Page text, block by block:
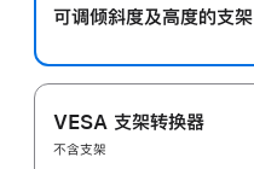
可调倾斜度及高‍度的支‍架
VESA 支架转换器
不含支架